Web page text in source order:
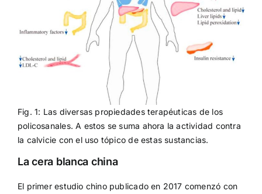
Fig. 1: Las diversas propiedades terapéuticas de los
policosanales. A estos se suma ahora la actividad contra
la calvicie con el uso tópico de estas sustancias.
La cera blanca china
El primer estudio chino publicado en 2017 comenzó con